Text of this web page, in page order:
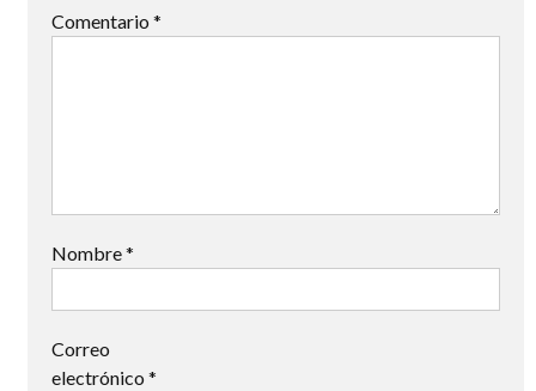
Comentario *
Nombre*
Correo
electrónico *